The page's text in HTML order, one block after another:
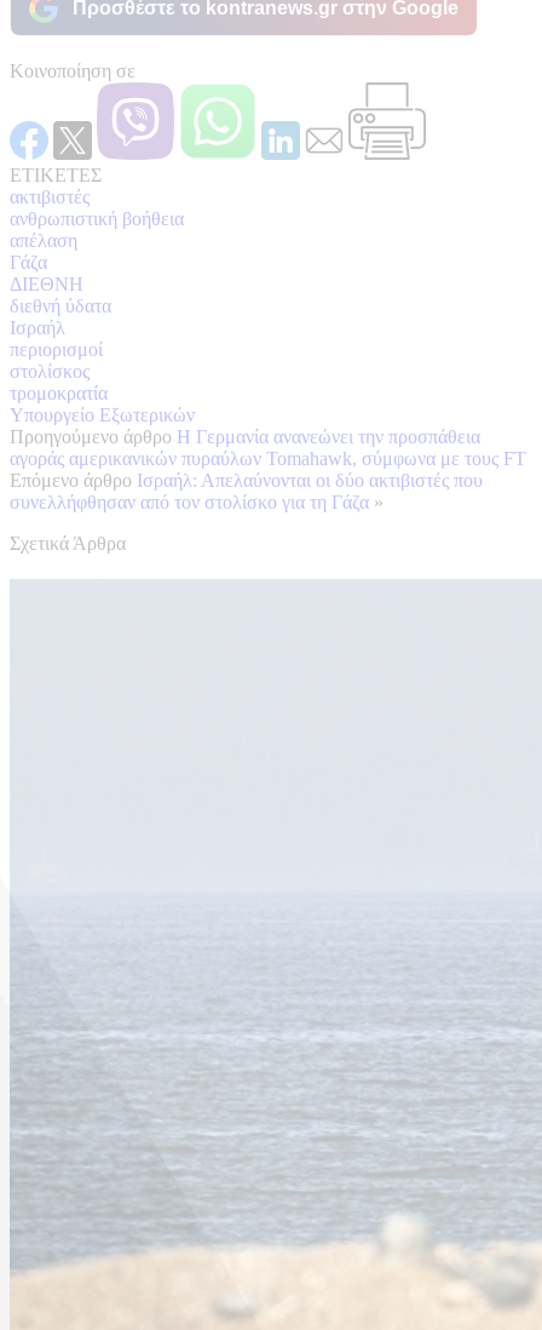
Προσθέστε το kontranews.gr στην Google
Κοινοποίηση σε
ΕΤΙΚΕΤΕΣ
ακτιβιστές
ανθρωπιστική βοήθεια
απέλαση
Γάζα
ΔΙΕΘΝΗ
διεθνή ύδατα
Ισραήλ
περιορισμοί
στολίσκος
τρομοκρατία
Υπουργείο Εξωτερικών
Προηγούμενο άρθρο Η Γερμανία ανανεώνει την προσπάθεια
αγοράς αμερικανικών πυραύλων Tomahawk, σύμφωνα με τους FT
Επόμενο άρθρο Ισραήλ: Απελαύνονται οι δύο ακτιβιστές που
συνελλήφθησαν από τον στολίσκο για τη Γάζα »
Σχετικά Άρθρα